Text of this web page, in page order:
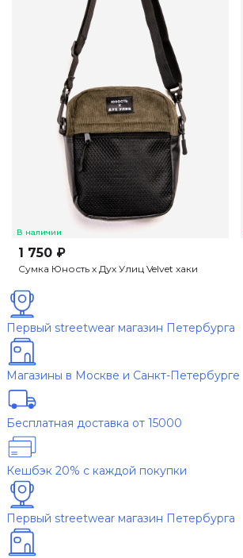
В наличии
1 750 ₽
Сумка Юность х Дух Улиц Velvet хаки
Первый streetwear магазин Петербурга
Магазины в Москве и Санкт-Петербурге
Бесплатная доставка от 15000
Кешбэк 20% с каждой покупки
Первый streetwear магазин Петербурга